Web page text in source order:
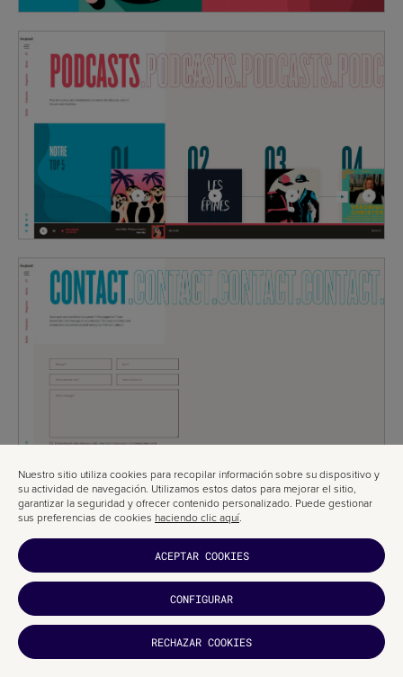
GUSTADO?
SUCRÍBETE
Nuestro sitio utiliza cookies para recopilar información sobre su dispositivo y
su actividad de navegación. Utilizamos estos datos para mejorar el sitio,
garantizar la seguridad y ofrecer contenido personalizado. Puede gestionar
sus preferencias de cookies haciendo clic aquí.
ACEPTAR COOKIES
CONFIGURAR
RECHAZAR COOKIES